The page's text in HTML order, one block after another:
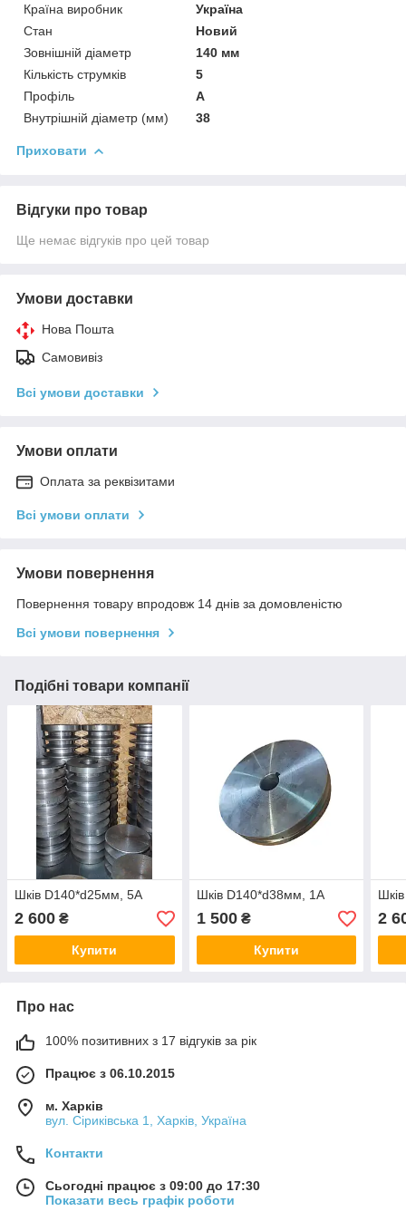
Країна виробник
Україна
Стан
Новий
Зовнішній діаметр
140 мм
Кількість струмків
5
Профіль
А
Внутрішній діаметр (мм)
38
Приховати
Відгуки про товар
Ще немає відгуків про цей товар
Умови доставки
Нова Пошта
Самовивіз
Всі умови доставки
Умови оплати
Оплата за реквізитами
Всі умови оплати
Умови повернення
Повернення товару впродовж 14 днів за домовленістю
Всі умови повернення
Подібні товари компанії
Шків D140*d25мм, 5А
2 600 ₴
Купити
Шків D140*d38мм, 1А
1 500₴
Купити
2
Про нас
100% позитивних з 17 відгуків за рік
Працює з 06.10.2015
м. Харків
вул. Сіриківська 1, Харків, Україна
Контакти
Сьогодні працює з 09:00 до 17:30
Показати весь графік роботи